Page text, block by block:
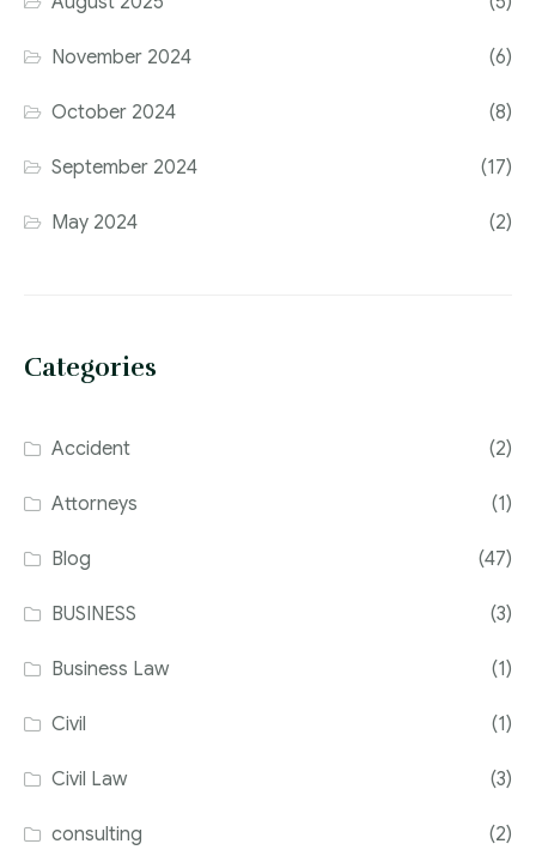
November 2024 (6)
October 2024 (8)
September 2024 (17)
May 2024 (2)
Categories
Accident (2)
Attorneys (1)
Blog (47)
BUSINESS (3)
Business Law (1)
Civil (1)
Civil Law (3)
consulting (2)